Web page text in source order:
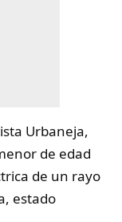
Urbaneja,
de edad
de un rayo
estado